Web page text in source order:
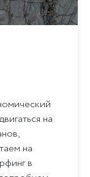
на
на
в